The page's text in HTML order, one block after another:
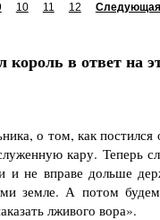
10 11 12
король в ответ на
о том, как
кару. Теперь
не вправе дольше
земле. А потом
лживого вора».